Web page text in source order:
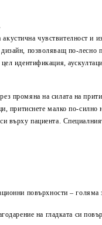
акустична чувствителност
позволяващ по-лесно
идентификация,
промяна на силата на
притиснете малко по-силно
върху пациента.
повърхности – голяма
на гладката си